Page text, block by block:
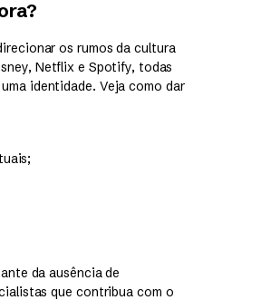
os rumos da cultura
Netflix e Spotify, todas
identidade. Veja como dar
da ausência de
que contribua com o